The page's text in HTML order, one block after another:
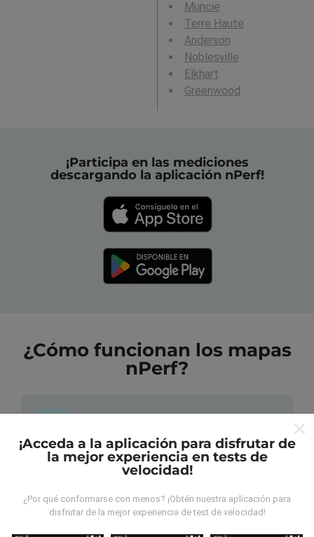
Muncie
Terre Haute
Anderson
Noblesville
Elkhart
Greenwood
¡Participa en las mediciones
descargando la aplicación nPerf!
¿Cómo funcionan los mapas
nPerf?
¿De dónde provienen los datos?
Las mediciones almacenadas son realizadas por los
usuarios de la aplicación nPerf. Son mediciones
¡Acceda a la aplicación para disfrutar de
la mejor experiencia en tests de
velocidad!
¿Por qué conformarse con menos? ¡Obtén nuestra aplicación para
disfrutar de la mejor experiencia de test de velocidad!